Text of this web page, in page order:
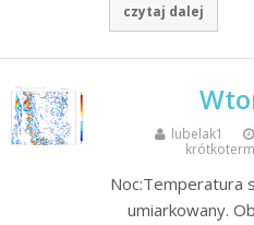
czytaj dalej
lubelak1
Noc:Temperatura
umiarkowany.